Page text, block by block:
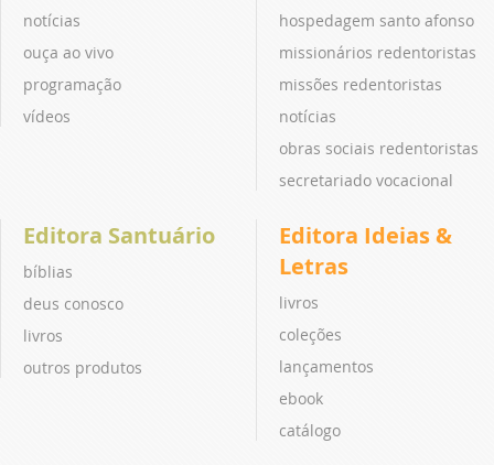
notícias
ouça ao vivo
programação
vídeos
hospedagem santo afonso
missionários redentoristas
missões redentoristas
notícias
obras sociais redentoristas
secretariado vocacional
Editora Santuário
bíblias
deus conosco
livros
outros produtos
Editora Ideias &
Letras
livros
coleções
lançamentos
ebook
catálogo